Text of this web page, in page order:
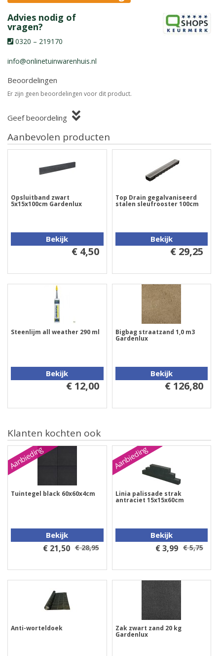
Advies nodig of
vragen?
0320 – 219170
info@onlinetuinwarenhuis.nl
Beoordelingen
Er zijn geen beoordelingen voor dit product.
Geef beoordeling
Aanbevolen producten
Opsluitband zwart
5x15x100cm Gardenlux
Bekijk
€ 4,50
Top Drain gegalvaniseerd
stalen sleufrooster 100cm
Bekijk
€ 29,25
Steenlijm all weather 290 ml
Bekijk
€ 12,00
Bigbag straatzand 1,0 m3
Gardenlux
Bekijk
€ 126,80
Klanten kochten ook
Aanbieding
Tuintegel black 60x60x4cm
Bekijk
€ 21,50 € 28,95
Aanbieding
Linia palissade strak
antraciet 15x15x60cm
Bekijk
€ 3,99 € 5,75
Anti-worteldoek Zak zwart zand 20 kg
Gardenlux